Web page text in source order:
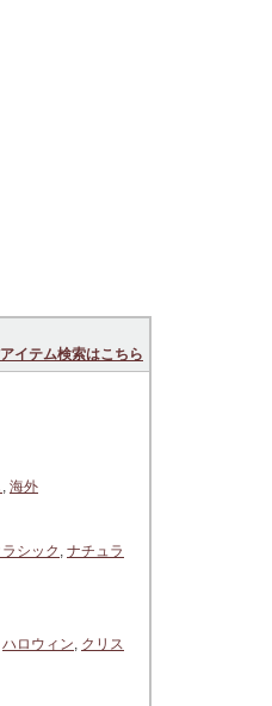
イテム検索はこちら
, 海外
ラシック , ナチュラ
ハロウィン, クリス